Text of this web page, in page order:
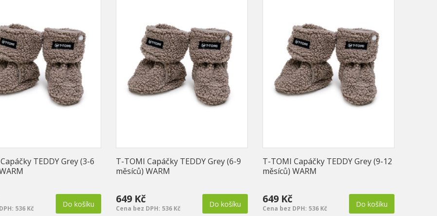
TEDDY Grey (3-6
536 Kč Do košíku
T-TOMI Capáčky TEDDY Grey (6-9
měsíců) WARM
649 Kč
Cena bez DPH: 536 Kč Do košíku
T-TOMI Capáčky TEDDY Grey (9-12
měsíců) WARM
649 Kč
Cena bez DPH: 536 Kč Do košíku